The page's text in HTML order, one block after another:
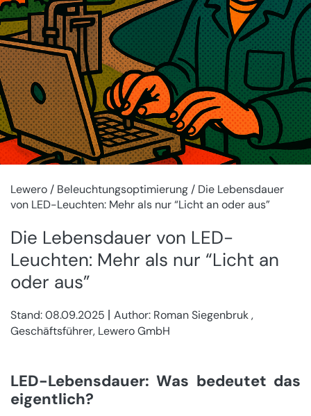
Lewero / Beleuchtungsoptimierung / Die Lebensdauer
von LED-Leuchten: Mehr als nur “Licht an oder aus”
Die Lebensdauer von LED-
Leuchten: Mehr als nur “Licht an
oder aus”
Stand:08.09.2025 | Author: Roman Siegenbruk ,
Geschäftsführer, Lewero GmbH
LED-Lebensdauer: Was bedeutet das
eigentlich?